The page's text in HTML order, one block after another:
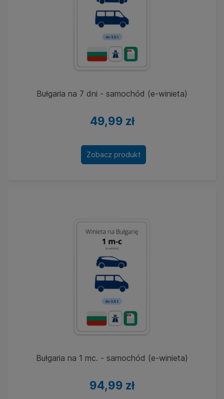
Bułgaria na 7 dni - samochód (e-winieta)
49,99 zł
Zobacz produkt
Bułgaria na 1 mc. - samochód (e-winieta)
94,99 zł